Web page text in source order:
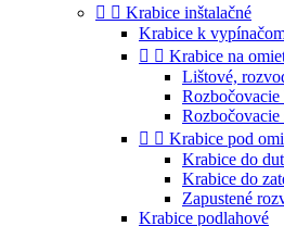
  Krabice inštalačné
Krabice k
  Krabice na
Lištové,
  Krabice pod
Krabice do
Krabice do
Zapustené
Krabice podlahové